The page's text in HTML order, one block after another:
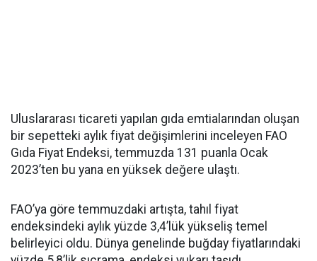
Uluslararası ticareti yapılan gıda emtialarından oluşan
bir sepetteki aylık fiyat değişimlerini inceleyen FAO
Gıda Fiyat Endeksi, temmuzda 131 puanla Ocak
2023’ten bu yana en yüksek değere ulaştı.
FAO’ya göre temmuzdaki artışta, tahıl fiyat
endeksindeki aylık yüzde 3,4’lük yükseliş temel
belirleyici oldu. Dünya genelinde buğday fiyatlarındaki